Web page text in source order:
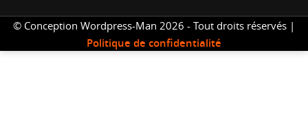
© Conception Wordpress-Man 2026 - Tout droits réservés |
Politique de confidentialité